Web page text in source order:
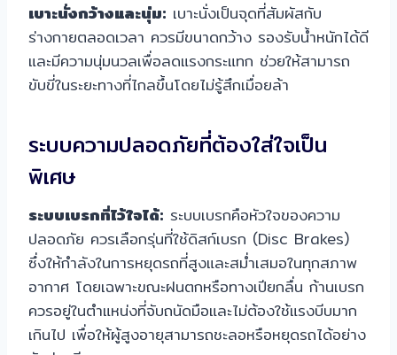
เบาะนั่งกว้างและนุ่ม: เบาะนั่งเป็นจุดที่สัมผัสกับ
ร่างกายตลอดเวลา ควรมีขนาดกว้าง รองรับน้ำหนักได้ดี
และมีความนุ่มนวลเพื่อลดแรงกระแทก ช่วยให้สามารถ
ขับขี่ในระยะทางที่ไกลขึ้นโดยไม่รู้สึกเมื่อยล้า
ระบบความปลอดภัยที่ต้องใส่ใจเป็น
พิเศษ
ระบบเบรกที่ไว้ใจได้: ระบบเบรกคือหัวใจของความ
ปลอดภัย ควรเลือกรุ่นที่ใช้ดิสก์เบรก (Disc Brakes)
ซึ่งให้กำลังในการหยุดรถที่สูงและสม่ำเสมอในทุกสภาพ
อากาศ โดยเฉพาะขณะฝนตกหรือทางเปียกลื่น ก้านเบรก
ควรอยู่ในตำแหน่งที่จับถนัดมือและไม่ต้องใช้แรงบีบมาก
เกินไป เพื่อให้ผู้สูงอายุสามารถชะลอหรือหยุดรถได้อย่าง